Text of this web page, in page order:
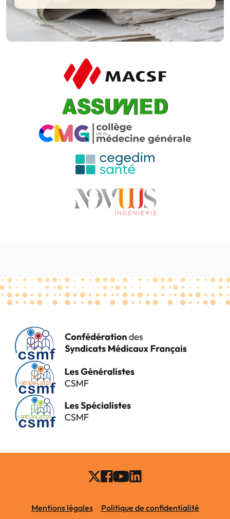
Mentions légales Politique de confidentialité